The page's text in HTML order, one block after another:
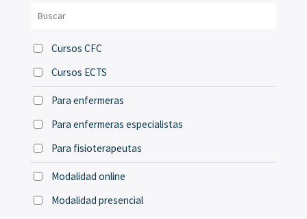
Cursos CFC
Cursos ECTS
Para enfermeras
Para enfermeras especialistas
Para fisioterapeutas
Modalidad online
Modalidad presencial